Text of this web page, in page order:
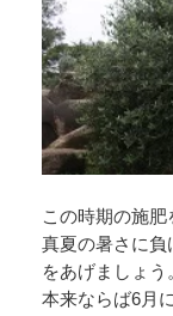
この時期の施肥
真夏の暑さに
をあげましょう
本来ならば6月